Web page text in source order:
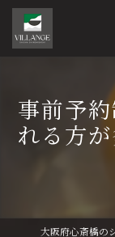
事前予
れる方